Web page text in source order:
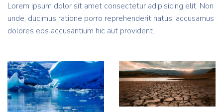
Lorem ipsum dolor sit amet consectetur adipisicing elit. Non
unde, ducimus ratione porro reprehenderit natus, accusamus
dolores eos accusantium hic aut provident.